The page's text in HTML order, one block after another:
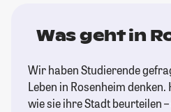
Was geht in
Wir haben Studierende
Leben in Rosenheim
wie sie ihre Stadt beurteilen